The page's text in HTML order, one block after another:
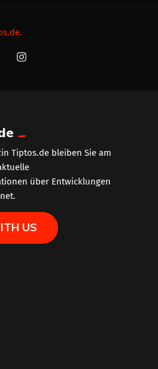
Tiptos.de bleiben Sie am
über Entwicklungen
US